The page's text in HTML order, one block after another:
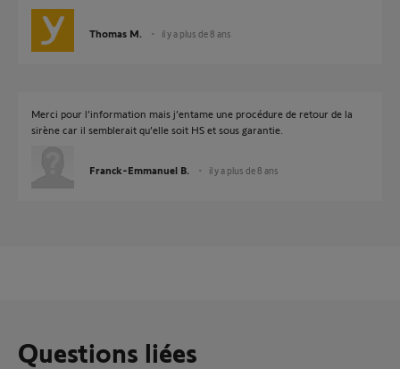
Thomas M. il y a plus de 8 ans
Merci pour l’information mais j’entame une procédure de retour de la
sirène car il semblerait qu’elle soit HS et sous garantie.
Franck-Emmanuel B. il y a plus de 8 ans
Questions liées